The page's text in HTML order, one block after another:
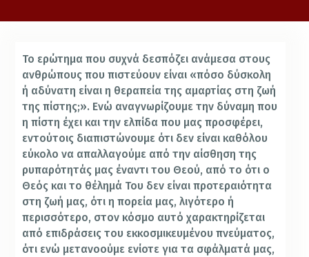
Το ερώτημα που συχνά δεσπόζει ανάμεσα στους
ανθρώπους που πιστεύουν είναι «πόσο δύσκολη
ή αδύνατη είναι η θεραπεία της αμαρτίας στη ζωή
της πίστης;». Ενώ αναγνωρίζουμε την δύναμη που
η πίστη έχει και την ελπίδα που μας προσφέρει,
εντούτοις διαπιστώνουμε ότι δεν είναι καθόλου
εύκολο να απαλλαγούμε από την αίσθηση της
ρυπαρότητάς μας έναντι του Θεού, από το ότι ο
Θεός και το θέλημά Του δεν είναι προτεραιότητα
στη ζωή μας, ότι η πορεία μας, λιγότερο ή
περισσότερο, στον κόσμο αυτό χαρακτηρίζεται
από επιδράσεις του εκκοσμικευμένου πνεύματος,
ότι ενώ μετανοούμε ενίοτε για τα σφάλματά μας,